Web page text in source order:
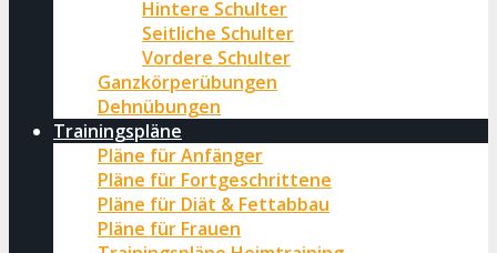
Hintere Schulter
Seitliche Schulter
Vordere Schulter
Ganzkörperübungen
Dehnübungen
Trainingspläne
Pläne für Anfänger
Pläne für Fortgeschrittene
Pläne für Diät & Fettabbau
Pläne für Frauen